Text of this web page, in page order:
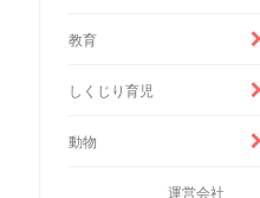
教育
しくじり育児
動物
運営会社